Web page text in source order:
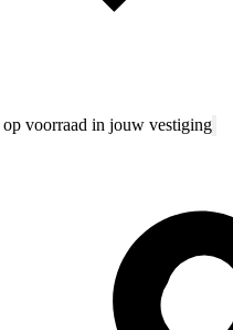
op voorraad in jouw vestiging